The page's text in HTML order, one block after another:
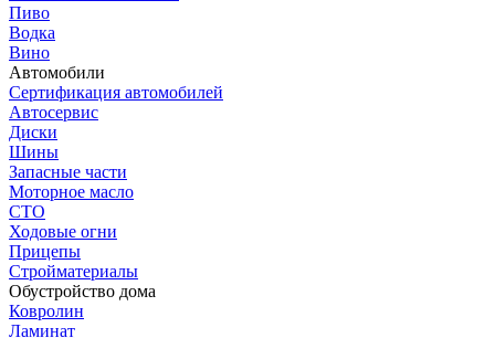
Пиво
Водка
Вино
Автомобили
Сертификация автомобилей
Автосервис
Диски
Шины
Запасные части
Моторное масло
СТО
Ходовые огни
Прицепы
Стройматериалы
Обустройство дома
Ковролин
Ламинат